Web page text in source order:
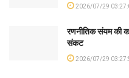
2026/07/29
रणनीतिक संयम की
संकट
2026/07/29